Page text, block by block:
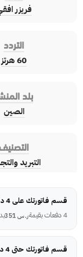
فريزر
التردد
60 هرتز
بلد
الصين
التبريد
قسم فاتورتك على 4 دفعات
4 دفعات بقيمة
ر.س
قسم فاتورتك حتى 4 دفعات